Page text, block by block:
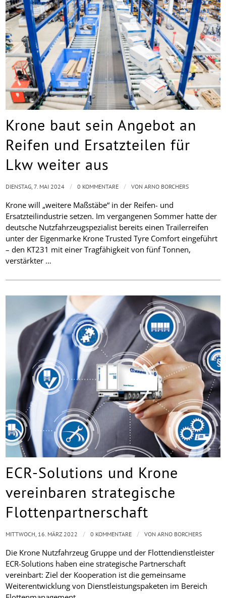
Krone baut sein Angebot an
Reifen und Ersatzteilen für
Lkw weiter aus
Krone will „weitere Maßstäbe“ in der Reifen- und
Ersatzteilindustrie setzen. Im vergangenen Sommer hatte der
deutsche Nutzfahrzeugspezialist bereits einen Trailerreifen
unter der Eigenmarke Krone Trusted Tyre Comfort eingeführt
– den KT231 mit einer Tragfähigkeit von fünf Tonnen,
verstärkter …
DIENSTAG, 7. MAI 2024 / 0 KOMMENTARE / VONARNO BORCHERS
ECR-Solutions und Krone
vereinbaren strategische
Flottenpartnerschaft
Die Krone Nutzfahrzeug Gruppe und der Flottendienstleister
ECR-Solutions haben eine strategische Partnerschaft
vereinbart: Ziel der Kooperation ist die gemeinsame
Weiterentwicklung von Dienstleistungspaketen im Bereich
MITTWOCH, 16. MÄRZ 2022 / 0 KOMMENTARE / VONARNO BORCHERS